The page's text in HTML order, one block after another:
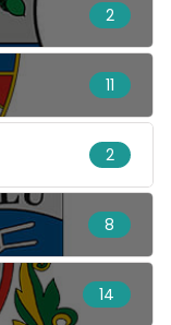
2
11
2
8
14